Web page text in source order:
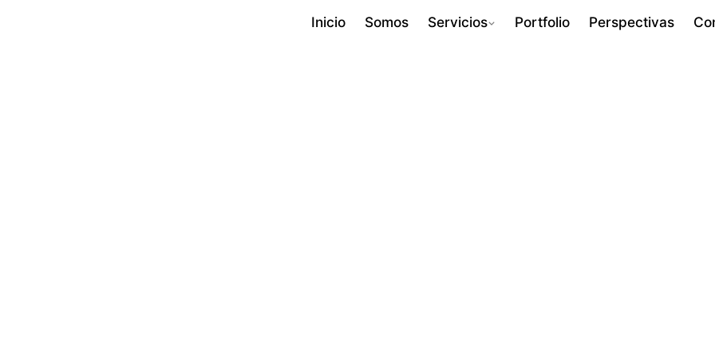
Inicio Somos Servicios Portfolio Perspectivas